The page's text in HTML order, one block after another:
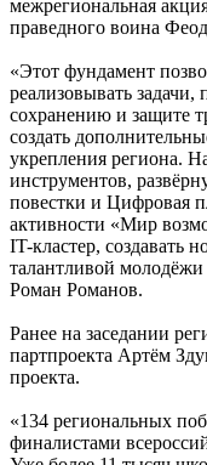
межрегиональная
праведного воина
«Этот фундамент
реализовывать
сохранению и защите
создать
укрепления региона.
инструментов,
повестки и Цифровая
активности «Мир
IT-кластер, создавать
талантливой
Роман Романов.
Ранее на заседании
партпроекта Артём
проекта.
«134 региональных
финалистами